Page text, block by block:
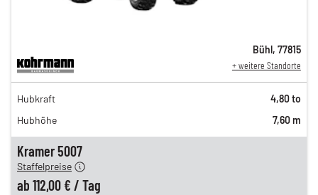
Kramer 5007
194,00 €
162,00 €
135,00 €
Staffelpreise
ab 112,00 € / Tag
12,00 €
Bühl, 77815
+ weitere Standorte
Hubkraft
4,80 to
Hubhöhe
7,60 m